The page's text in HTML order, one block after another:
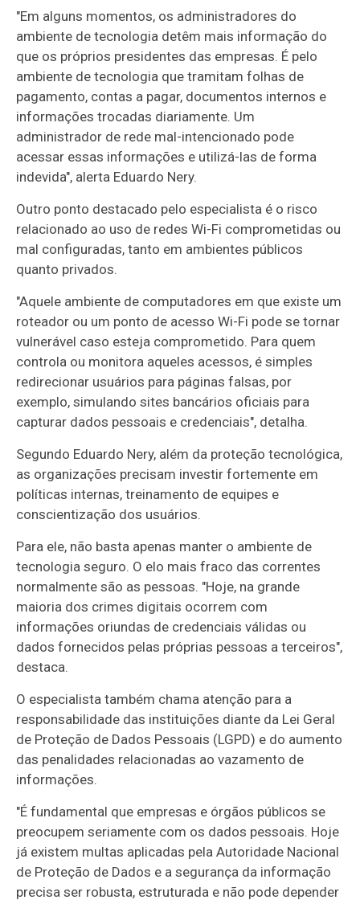
"Em alguns momentos, os administradores do
ambiente de tecnologia detêm mais informação do
que os próprios presidentes das empresas. É pelo
ambiente de tecnologia que tramitam folhas de
pagamento, contas a pagar, documentos internos e
informações trocadas diariamente. Um
administrador de rede mal-intencionado pode
acessar essas informações e utilizá-las de forma
indevida", alerta Eduardo Nery.
Outro ponto destacado pelo especialista é o risco
relacionado ao uso de redes Wi-Fi comprometidas ou
mal configuradas, tanto em ambientes públicos
quanto privados.
"Aquele ambiente de computadores em que existe um
roteador ou um ponto de acesso Wi-Fi pode se tornar
vulnerável caso esteja comprometido. Para quem
controla ou monitora aqueles acessos, é simples
redirecionar usuários para páginas falsas, por
exemplo, simulando sites bancários oficiais para
capturar dados pessoais e credenciais", detalha.
Segundo Eduardo Nery, além da proteção tecnológica,
as organizações precisam investir fortemente em
políticas internas, treinamento de equipes e
conscientização dos usuários.
Para ele, não basta apenas manter o ambiente de
tecnologia seguro. O elo mais fraco das correntes
normalmente são as pessoas. "Hoje, na grande
maioria dos crimes digitais ocorrem com
informações oriundas de credenciais válidas ou
dados fornecidos pelas próprias pessoas a terceiros",
destaca.
O especialista também chama atenção para a
responsabilidade das instituições diante da Lei Geral
de Proteção de Dados Pessoais (LGPD) e do aumento
das penalidades relacionadas ao vazamento de
informações.
"É fundamental que empresas e órgãos públicos se
preocupem seriamente com os dados pessoais. Hoje
já existem multas aplicadas pela Autoridade Nacional
de Proteção de Dados e a segurança da informação
precisa ser robusta, estruturada e não pode depender